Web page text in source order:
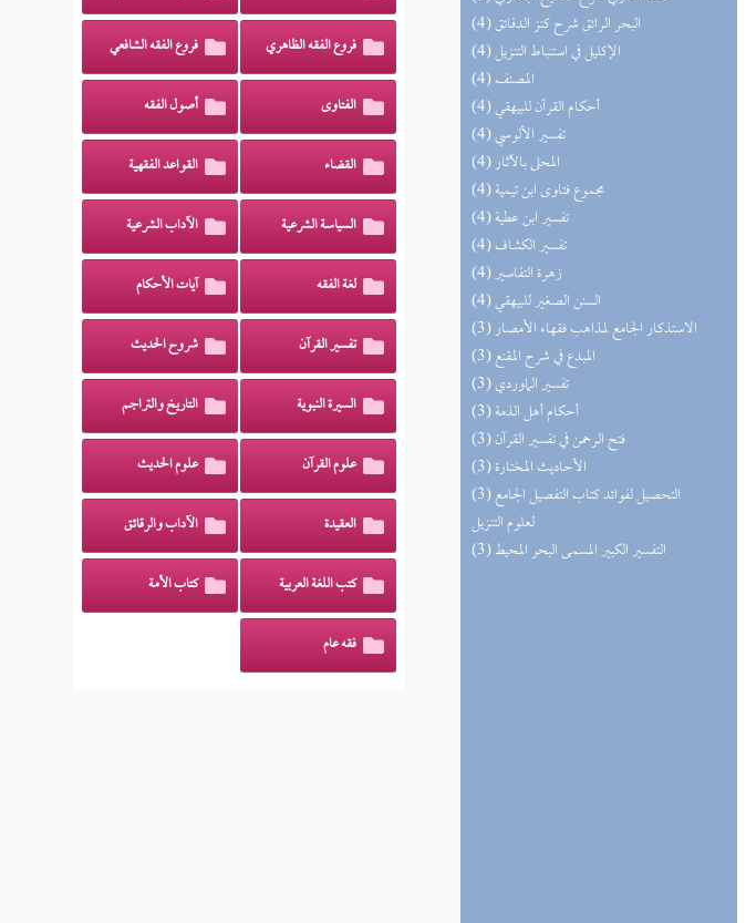
(4) البحر الرائق شرح كنز الدقائق
(4) الإكليل في استنباط التنزيل
(4) المصنف
(4) أحكام القرآن للبيهقي
(4) تفسير الألوسي
(4) المحلى بالآثار
(4) مجموع فتاوى ابن تيمية
(4) تفسير ابن عطية
(4) تفسير الكشاف
(4) زهرة التفاسير
(4) السنن الصغير للبيهقي
(3) الاستذكار الجامع لمذاهب فقهاء الأمصار
(3) المبدع في شرح المقنع
(3) تفسير الماوردي
(3) أحكام أهل الذمة
(3) فتح الرحمن في تفسير القرآن
(3) الأحاديث المختارة
(3) التحصيل لفوائد كتاب التفصيل الجامع
لعلوم التنزيل
(3) التفسير الكبير المسمى البحر المحيط
فروع الفقه الظاهري فروع الفقه الشافعي
الفتاوى أصول الفقه
القضاء القواعد الفقهية
السياسة الشرعية الآداب الشرعية
لغة الفقه آيات الأحكام
تفسير القرآن شروح الحديث
السيرة النبوية التاريخ والتراجم
علوم القرآن علوم الحديث
العقيدة الآداب والرقائق
كتب اللغة العربية كتاب الأمة
فقه عام